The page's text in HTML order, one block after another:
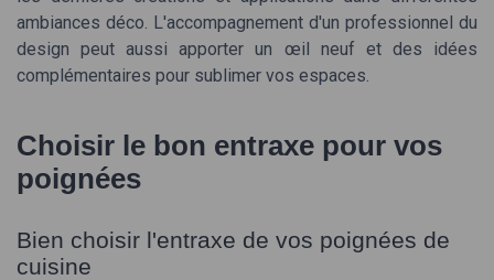
ambiances déco. L'accompagnement d'un professionnel du
design peut aussi apporter un œil neuf et des idées
complémentaires pour sublimer vos espaces.
Choisir le bon entraxe pour vos
poignées
Bien choisir l'entraxe de vos poignées de
cuisine